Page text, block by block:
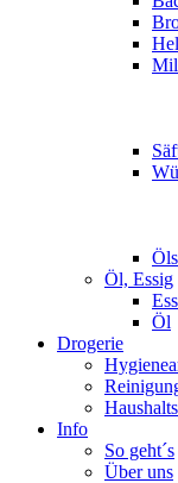
Öl, Essig
Öl
Drogerie
Info
So geht´s
Über uns